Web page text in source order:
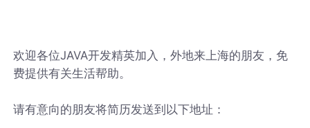
欢迎各位JAVA开发精英加入，外地来上海的朋友，免
费提供有关生活帮助。
请有意向的朋友将简历发送到以下地址：